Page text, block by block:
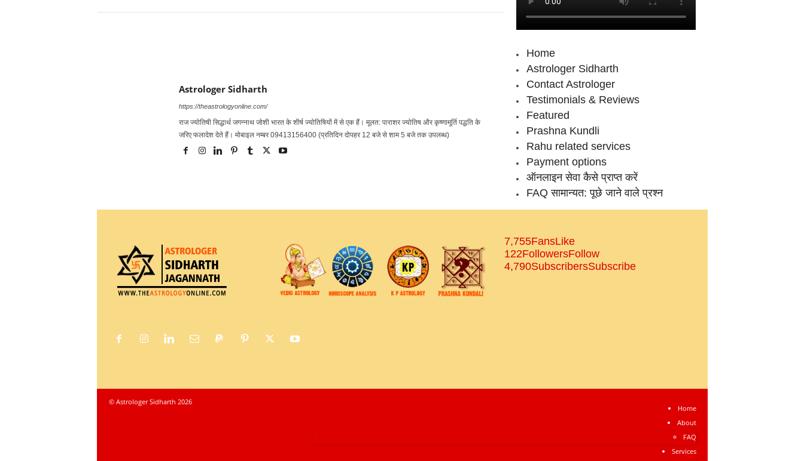
Astrologer Sidharth
https://theastrologyonline.com/
राज ज्‍योतिषी सिद्धार्थ जगन्‍नाथ जोशी भारत के शीर्ष ज्‍योतिषियों में से एक हैं। मूलत: पाराशर ज्‍योतिष और कृष्‍णामूर्ति पद्धति के
जरिए फलादेश देते हैं। मोबाइल नम्‍बर 09413156400 (प्रतिदिन दोपहर 12 बजे से शाम 5 बजे तक उपलब्‍ध)
Home
Astrologer Sidharth
Contact Astrologer
Testimonials & Reviews
Featured
Prashna Kundli
Rahu related services
Payment options
ऑनलाइन सेवा कैसे प्राप्‍त करें
FAQ सामान्‍यत: पूछे जाने वाले प्रश्‍न
7,755FansLike
122FollowersFollow
4,790SubscribersSubscribe
Home
About
FAQ
Services
© Astrologer Sidharth 2026